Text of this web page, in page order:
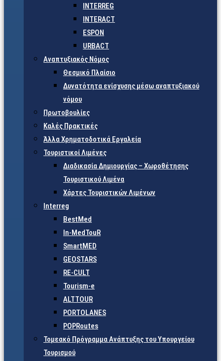
INTERREG
INTERACT
ESPON
URBACT
Αναπτυξιακός Νόμος
Θεσμικό Πλαίσιο
Δυνατότητα ενίσχυσης μέσω αναπτυξιακού
νόμου
Πρωτοβουλίες
Καλές Πρακτικές
Άλλα Χρηματοδοτικά Εργαλεία
Τουριστικοί Λιμένες
Διαδικασία Δημιουργίας – Χωροθέτησης
Τουριστικού Λιμένα
Χάρτες Τουριστικών Λιμένων
Interreg
BestMed
In-MedTouR
SmartMED
GEOSTARS
RE-CULT
Tourism-e
ALTTOUR
PORTOLANES
POPRoutes
Τομεακό Πρόγραμμα Ανάπτυξης του Υπουργείου
Τουρισμού